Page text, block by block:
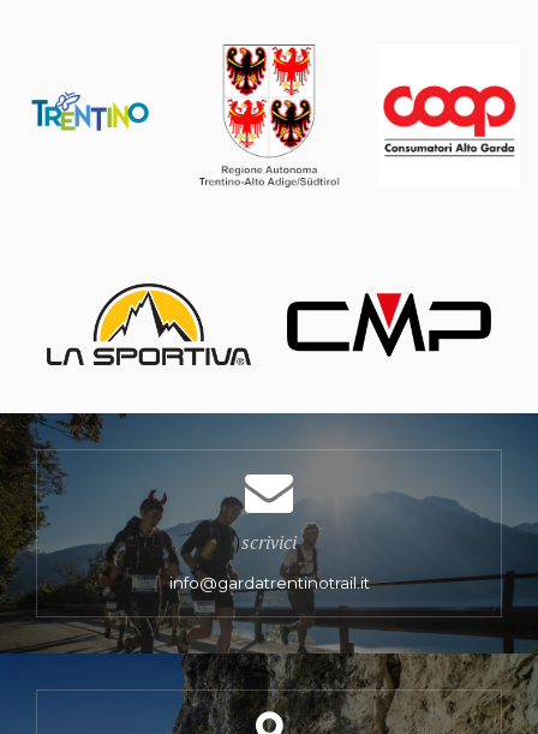
scrivici
info@gardatrentinotrail.it